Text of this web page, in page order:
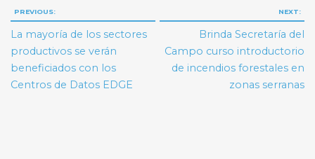
Navegación
de
entradas
PREVIOUS:
La mayoría de los sectores
productivos se verán
beneficiados con los
Centros de Datos EDGE
NEXT:
Brinda Secretaría del
Campo curso introductorio
de incendios forestales en
zonas serranas